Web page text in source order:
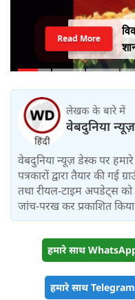
Read More
लेखक के बारे में
वेबदुनिया
वेबदुनिया न्यूज़ डेस्क पर हमारे
पत्रकारों द्वारा तैयार की गई
तथा रीयल-टाइम अपडेट्स को
जांच-परख कर प्रकाशित
हमारे साथ
हमारे साथ